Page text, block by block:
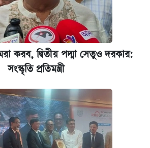
করব, দ্বিতীয় পদ্মা সেতুও দরকার:
সংস্কৃতি প্রতিমন্ত্রী